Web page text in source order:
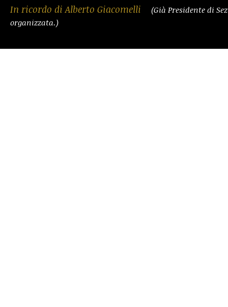
In ricordo di Alberto Giacomelli
(Già Presidente di
organizzata.)